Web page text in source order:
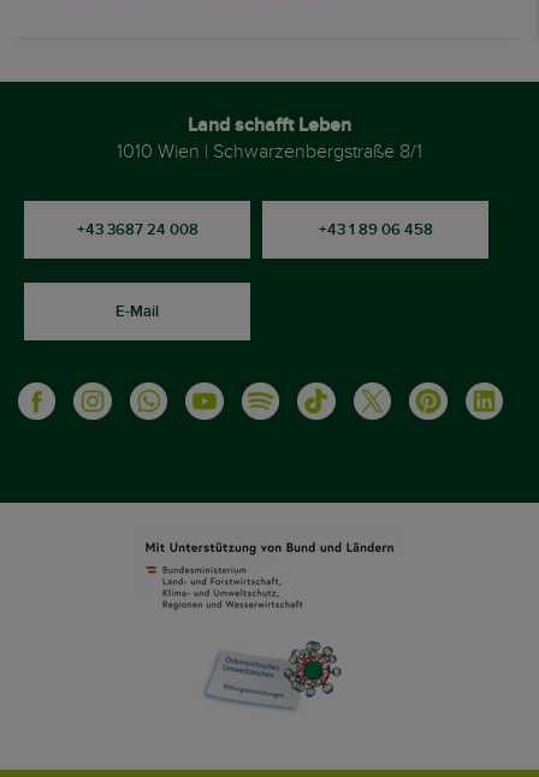
Land schafft Leben
1010 Wien | Schwarzenbergstraße 8/1
+43 3687 24 008 +43 1 89 06 458
E-Mail